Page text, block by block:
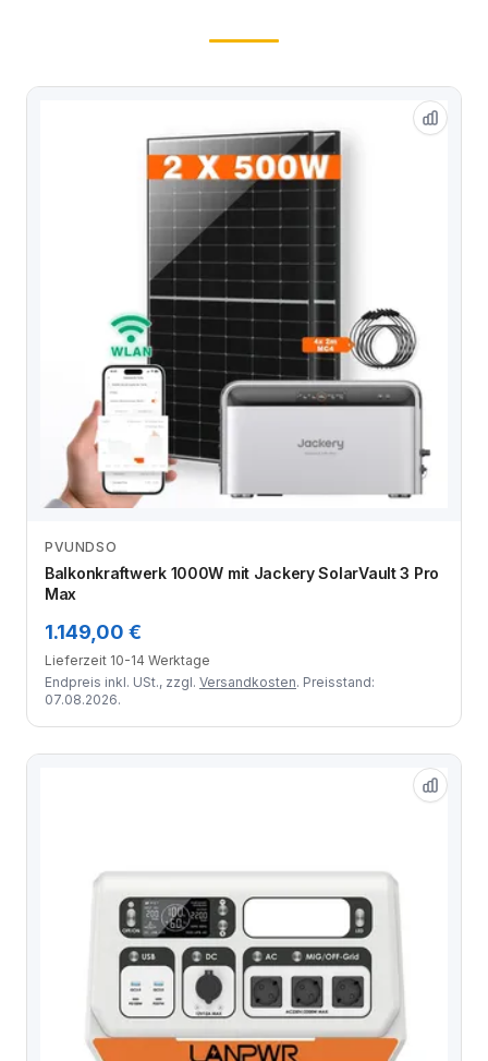
PVUNDSO
Balkonkraftwerk 1000W mit Jackery SolarVault 3 Pro
Max
1.149,00 €
Lieferzeit 10-14 Werktage
Endpreis inkl. USt., zzgl. Versandkosten. Preisstand:
07.08.2026.